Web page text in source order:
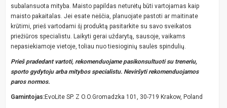
subalansuota mityba. Maisto papildas neturėtų būti vartojamas kaip
maisto pakaitalas. Jei esate nėščia, planuojate pastoti ar maitinate
krūtimi, prieš vartodami šį produktą pasitarkite su savo sveikatos
priežiūros specialistu. Laikyti gerai uždarytą, sausoje, vaikams
nepasiekiamoje vietoje, toliau nuo tiesioginių saulės spindulių.
Prieš pradedant vartoti, rekomenduojame pasikonsultuoti su treneriu,
sporto gydytoju arba mitybos specialistu. Neviršyti rekomenduojamos
paros normos.
Gamintojas:EvoLite SP. Z O.O.Gromadzka 101, 30-719 Krakow, Poland